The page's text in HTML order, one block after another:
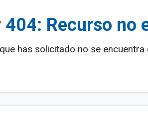
404: Recurso no
has solicitado no se